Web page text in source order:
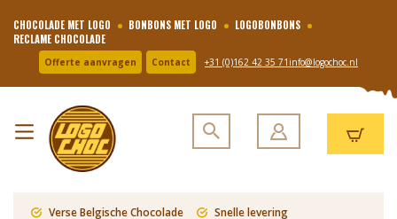
CHOCOLADE MET LOGO BONBONS MET LOGO
LOGOBONBONS
RECLAME CHOCOLADE
Offerte aanvragen Contact +31 (0)162 42 35 71 info@logochoc.nl
Verse Belgische Chocolade
Snelle levering